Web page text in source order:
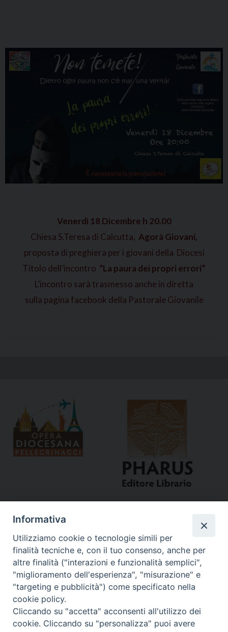
Venerdì 18 Dicembre h 20.00
Chiesa S.Teresa di Calcutta, Agorà Giovani,
proposta di preghiera per i giovani della Diocesi
Titolo dell’incontro “La paura dei propri errori”
L’incontro sarà trasmesso anche in diretta
sulla pagina facebook della Pastorale Giovanile
Curia
Via del Seminario, 61 - 57122 Livorno LI
Tel. 0586 276211
Informativa
Utilizziamo cookie o tecnologie simili per
finalità tecniche e, con il tuo consenso, anche per
altre finalità ("interazioni e funzionalità semplici",
"miglioramento dell'esperienza", "misurazione" e
"targeting e pubblicità") come specificato nella
cookie policy.
Cliccando su "accetta" acconsenti all'utilizzo dei
cookie. Cliccando su "personalizza" puoi avere